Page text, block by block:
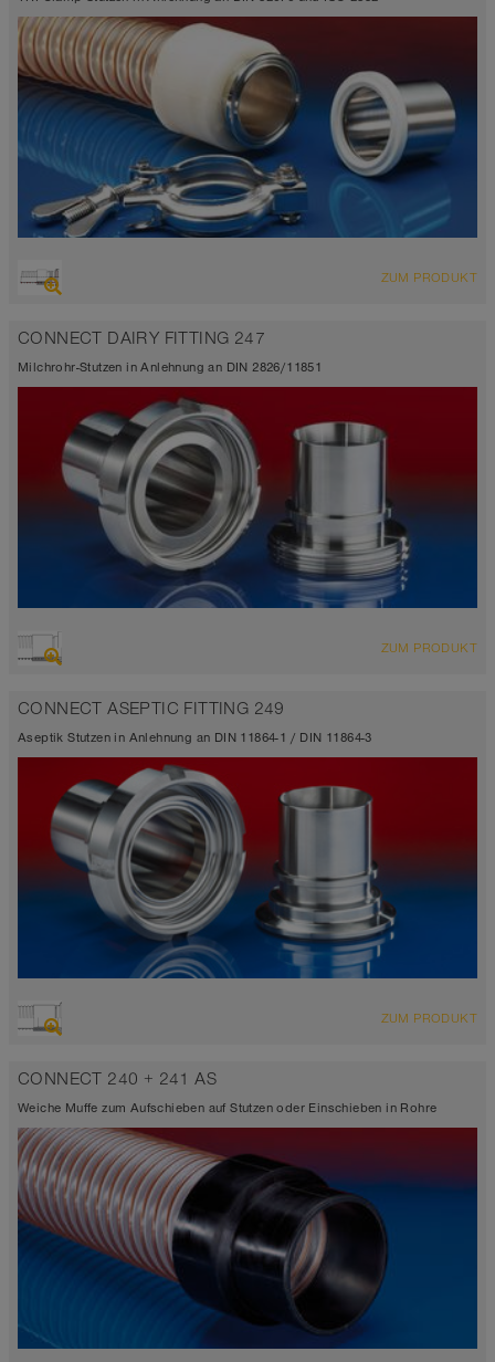
ZUM PRODUKT
CONNECT DAIRY FITTING 247
Milchrohr-Stutzen in Anlehnung an DIN 2826/11851
ZUM PRODUKT
CONNECT ASEPTIC FITTING 249
Aseptik Stutzen in Anlehnung an DIN 11864-1 / DIN 11864-3
ZUM PRODUKT
CONNECT 240 + 241 AS
Weiche Muffe zum Aufschieben auf Stutzen oder Einschieben in Rohre